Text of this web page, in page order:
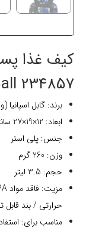
کیف غذا
234857 Ball
برند: گابل اسپانیا
ابعاد: 12×19×27 سانتی متر
جنس: پلی استر
وزن: 260 گرم
حجم: 3.5 لیتر
حرارتی / بند قابل
مناسب برای: